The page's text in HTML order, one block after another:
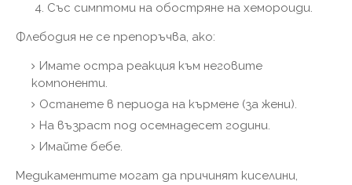
Със симптоми на обостряне на хемороиди.
Флебодия не се препоръчва, ако:
Имате остра реакция към неговите
компоненти.
Останете в периода на кърмене (за жени).
На възраст под осемнадесет години.
Имайте бебе.
Медикаментите могат да причинят киселини,